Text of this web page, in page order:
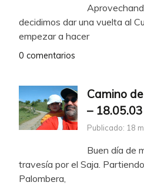
decidimos dar una vuelta al
empezar a hacer
0 comentarios
Camino
– 18.05.03
Publicado: 18
Buen día de
travesía por el Saja.
Palombera,